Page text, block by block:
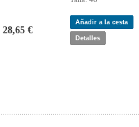
28,65 €
Añadir a la cesta
Detalles